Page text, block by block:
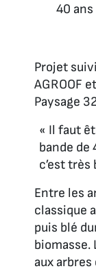
40 ans
Projet
AGROOF
Paysage
« Il faut
bande
c’est très
Entre les
classique
puis blé
biomasse.
aux arbres